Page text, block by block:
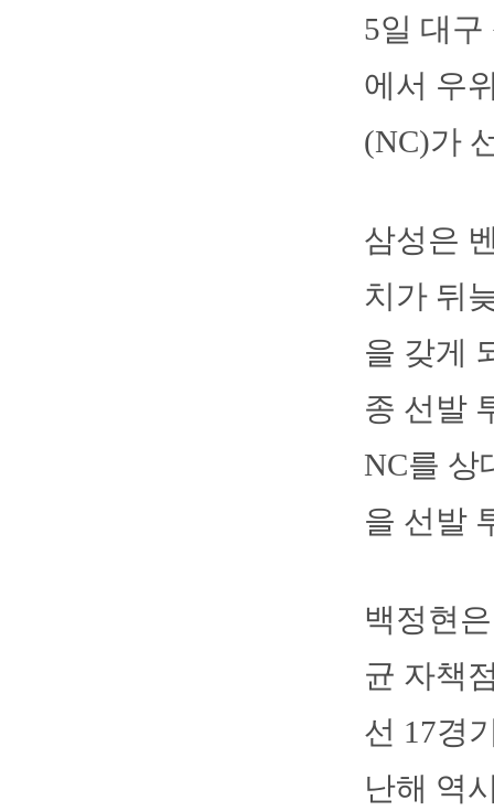
5일 대
에서 우
(NC)가
삼성은
치가 뒤
을 갖게
종 선발
NC를 상
을 선발
백정현
균 자책
선 17경
난해 역